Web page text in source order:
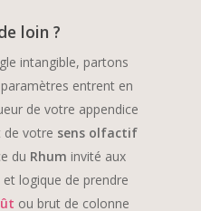
loin ?
intangible, partons
entrent en
de votre appendice
de votre sens olfactif
du Rhum invité aux
logique de prendre
ou brut de colonne